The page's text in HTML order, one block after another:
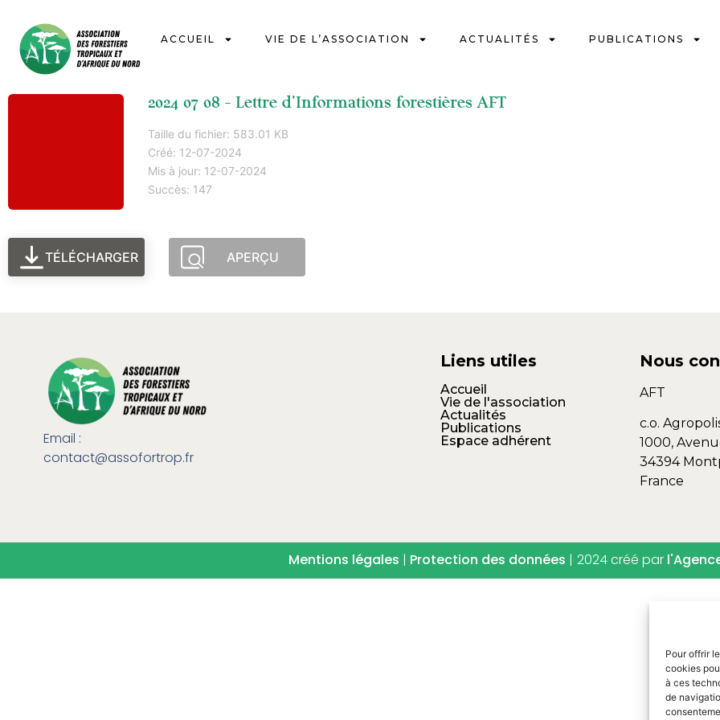
Pour offrir
cookies
à ces
de
ACCUEIL VIE DE L’ASSOCIATION ACTUALITÉS PUBLICATIONS
2024 07 08 - Lettre d'Informations forestières AFT
Taille du fichier: 583.01 KB
Créé: 12-07-2024
Mis à jour: 12-07-2024
Succès: 147
TÉLÉCHARGER APERÇU
Email :
contact@assofortrop.fr​
Liens utiles
Accueil
Vie de l'association
Actualités
Publications
Espace adhérent
Nous
AFT
c.o.
1000,
34394
France
Mentions légales | Protection des données | 2024 créé par